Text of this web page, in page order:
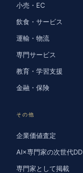
小売・EC
飲食・サービス
運輸・物流
専門サービス
教育・学習支援
金融・保険
その他
企業価値査定
AI×専門家の次世代DD
専門家として掲載